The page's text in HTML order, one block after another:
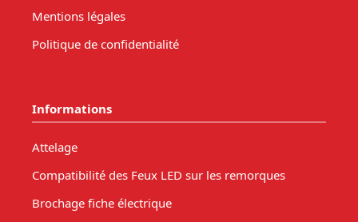
Mentions légales
Politique de confidentialité
Informations
Attelage
Compatibilité des Feux LED sur les remorques
Brochage fiche électrique